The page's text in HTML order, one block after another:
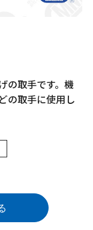
の取手です。機
の取手に使用し